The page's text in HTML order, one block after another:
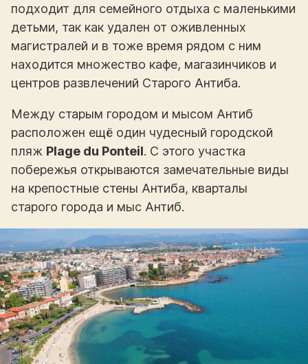
подходит для семейного отдыха с маленькими
детьми, так как удален от оживленных
магистралей и в тоже время рядом с ним
находится множество кафе, магазинчиков и
центров развлечений Старого Антиба.
Между старым городом и мысом Антиб
расположен ещё один чудесный городской
пляж Plage du Ponteil. С этого участка
побережья открываются замечательные виды
на крепостные стены Антиба, кварталы
старого города и мыс Антиб.